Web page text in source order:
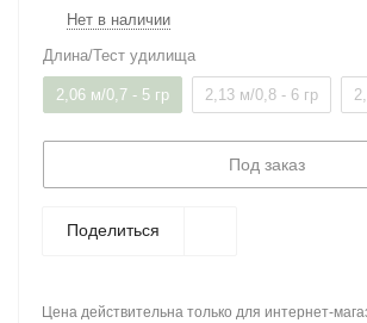
Нет в наличии
Длина/Тест удилища
2,06 м/0,7 - 5 гр 2,13 м/0,8 - 6 гр
Под заказ
Поделиться
Цена действительна только для интернет-